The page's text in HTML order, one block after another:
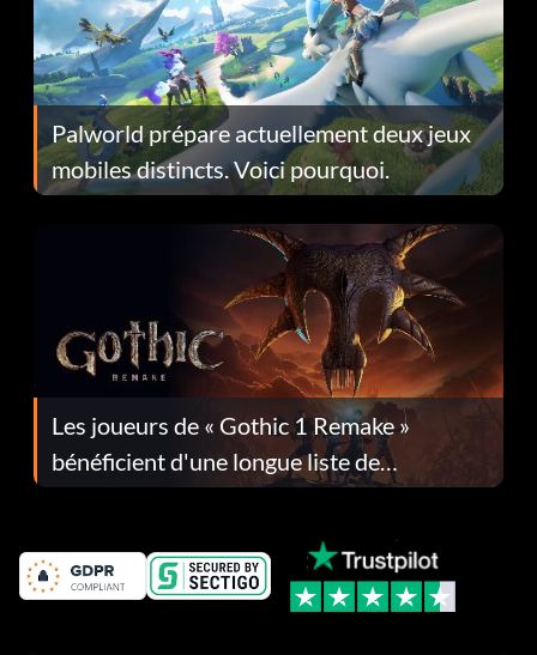
Palworld prépare actuellement deux jeux
mobiles distincts. Voici pourquoi.
Les joueurs de « Gothic 1 Remake »
bénéficient d'une longue liste de
corrections dans la mise à jour 1.0.4